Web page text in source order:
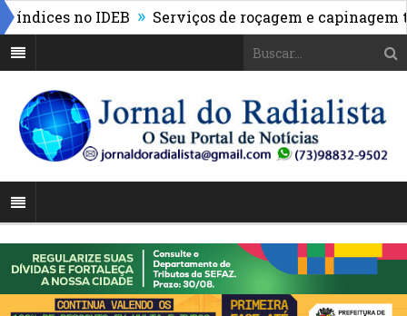
no IDEB » Serviços de roçagem e capinagem